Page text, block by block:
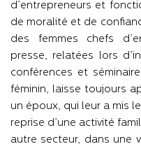
d’entrepreneurs et
de moralité et de
des femmes chefs
presse, relatées lors
conférences et
féminin, laisse toujours
un époux, qui leur a mis
reprise d’une activité
autre secteur, dans une